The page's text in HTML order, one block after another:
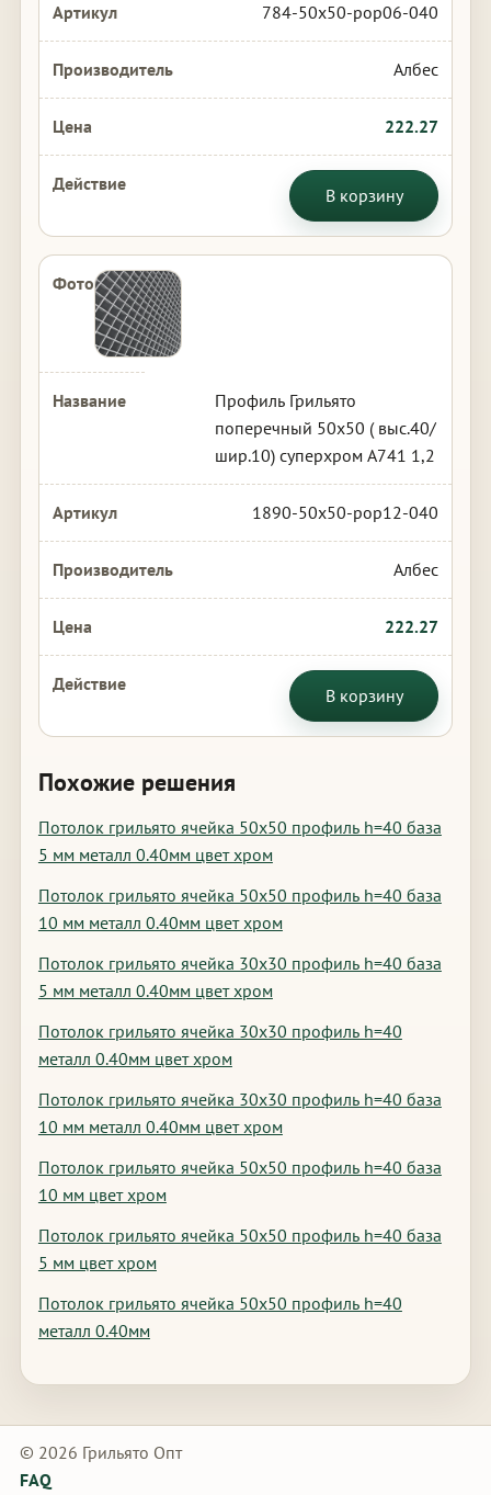
784-50x50-pop06-040
Албес
222.27
В корзину
Профиль Грильято
поперечный 50х50 ( выс.40/
шир.10) суперхром А741 1,2
1890-50x50-pop12-040
Албес
222.27
В корзину
Похожие решения
Потолок грильято ячейка 50х50 профиль h=40 база
5 мм металл 0.40мм цвет хром
Потолок грильято ячейка 50х50 профиль h=40 база
10 мм металл 0.40мм цвет хром
Потолок грильято ячейка 30х30 профиль h=40 база
5 мм металл 0.40мм цвет хром
Потолок грильято ячейка 30х30 профиль h=40
металл 0.40мм цвет хром
Потолок грильято ячейка 30х30 профиль h=40 база
10 мм металл 0.40мм цвет хром
Потолок грильято ячейка 50х50 профиль h=40 база
10 мм цвет хром
Потолок грильято ячейка 50х50 профиль h=40 база
5 мм цвет хром
Потолок грильято ячейка 50х50 профиль h=40
металл 0.40мм
© 2026 Грильято Опт
FAQ